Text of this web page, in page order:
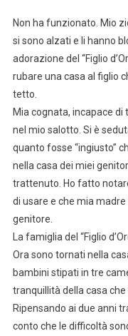
Non ha funzionato. Mio
si sono alzati e li hanno
adorazione del “Figlio
rubare una casa al figlio
tetto.
Mia cognata, incapace
nel mio salotto. Si è
quanto fosse “ingiusto”
nella casa dei miei
trattenuto. Ho fatto
di usare e che mia
genitore.
La famiglia del “Figlio
Ora sono tornati nella
bambini stipati in tre
tranquillità della casa
Ripensando ai due anni
conto che le difficoltà